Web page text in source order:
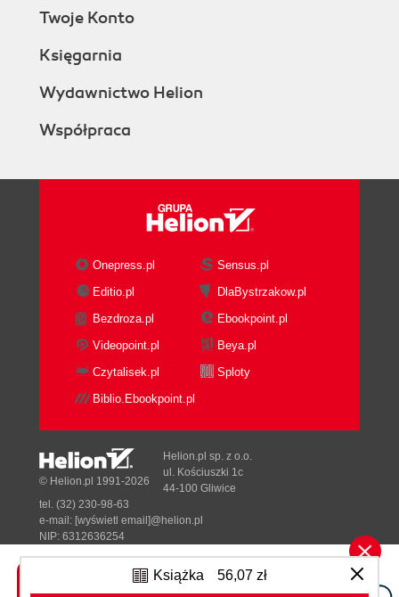
Rozdział 5. Zarządzanie zasobami (173)
Robocizna i sprzęt - zasoby typu Praca (177)
Zasoby kosztowe - zasoby typu Koszt (178)
Zasoby ogólne (179)
Zasoby budżetowe (180)
Dostępność zasobów w czasie - uwzględnianie
urlopów i przeglądów technicznych (188)
Zmienność stawek zasobów w zależności od
wykonywanych zadań (193)
Definiowanie dodatkowych informacji o zasobach
(193)
Rozdział 6. Przydzielanie zasobów do zadań (195)
Obliczanie kosztów zadań na podstawie kosztów
zasobów (200)
Typy zadań (201)
Zadania o stałej pracy (202)
Zadania o stałej liczbie jednostek (203)
Zadania o stałym czasie trwania (203)
Planowanie zadań według nakładu pracy
(204)
Definiowanie typów zadań i opcji Wg nakładu
Książka 56,07 zł
Twoje Konto
Księgarnia
Wydawnictwo Helion
Współpraca
Onepress.pl
Sensus.pl
Editio.pl
DlaBystrzakow.pl
Bezdroza.pl
Ebookpoint.pl
Videopoint.pl
Beya.pl
Czytalisek.pl
Sploty
Biblio.Ebookpoint.pl
Tonik.pl
© Helion.pl 1991-2026
Helion.pl sp. z o.o.
ul. Kościuszki 1c
44-100 Gliwice
tel. (32) 230-98-63
e-mail: [wyświetl email]@helion.pl
NIP: 6312636254